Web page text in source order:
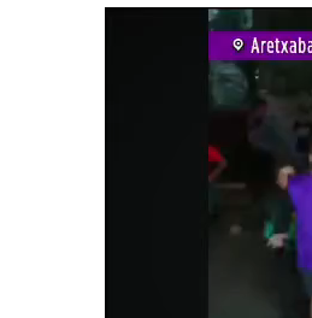
Reproductor